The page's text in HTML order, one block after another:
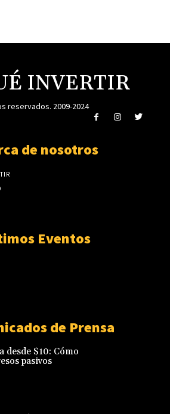
INVERTIR
reservados. 2009-2024
de nosotros
Eventos
de Prensa
desde $10: Cómo
pasivos